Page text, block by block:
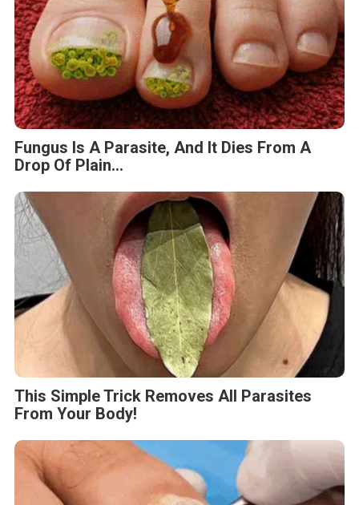
Fungus Is A Parasite, And It Dies From A
Drop Of Plain...
This Simple Trick Removes All Parasites
From Your Body!